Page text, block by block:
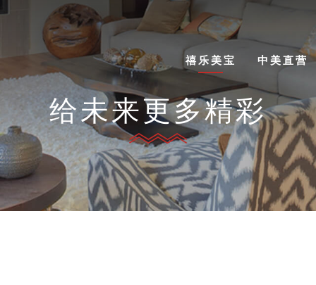
禧乐美宝 中美直营
给未来更多精彩